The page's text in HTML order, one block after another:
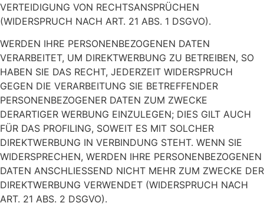
VERTEIDIGUNG VON RECHTSANSPRÜCHEN
(WIDERSPRUCH NACH ART. 21 ABS. 1 DSGVO).
WERDEN IHRE PERSONENBEZOGENEN DATEN
VERARBEITET, UM DIREKTWERBUNG ZU BETREIBEN, SO
HABEN SIE DAS RECHT, JEDERZEIT WIDERSPRUCH
GEGEN DIE VERARBEITUNG SIE BETREFFENDER
PERSONENBEZOGENER DATEN ZUM ZWECKE
DERARTIGER WERBUNG EINZULEGEN; DIES GILT AUCH
FÜR DAS PROFILING, SOWEIT ES MIT SOLCHER
DIREKTWERBUNG IN VERBINDUNG STEHT. WENN SIE
WIDERSPRECHEN, WERDEN IHRE PERSONENBEZOGENEN
DATEN ANSCHLIESSEND NICHT MEHR ZUM ZWECKE DER
DIREKTWERBUNG VERWENDET (WIDERSPRUCH NACH
ART. 21 ABS. 2 DSGVO).